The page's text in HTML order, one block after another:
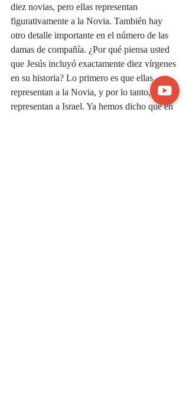
diez novias, pero ellas representan
figurativamente a la Novia. También hay
otro detalle importante en el número de las
damas de compañía. ¿Por qué piensa usted
que Jesús incluyó exactamente diez vírgenes
en su historia? Lo primero es que ellas
representan a la Novia, y por lo tanto,
representan a Israel. Ya hemos dicho que en